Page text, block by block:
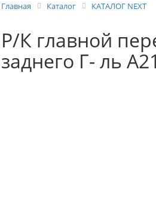
Главная Каталог КАТАЛОГ NEXT
Р/К главной
заднего Г- ль